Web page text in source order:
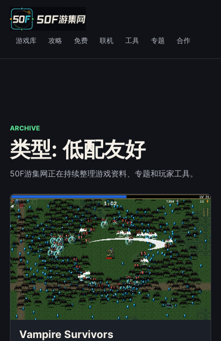
游戏库 攻略 免费 联机 工具 专题 合作
ARCHIVE
类型: 低配友好
50F游集网正在持续整理游戏资料、专题和玩家工具。
Vampire Survivors